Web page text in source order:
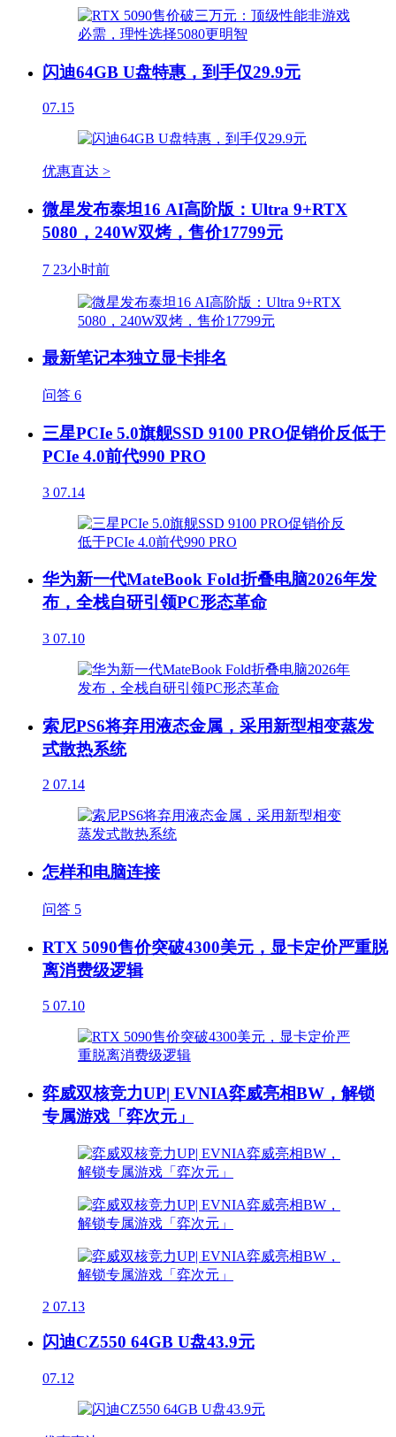
闪迪64GB U盘特惠，到手仅29.9元
07.15
优惠直达 >
微星发布泰坦16 AI高阶版：Ultra 9+RTX
5080，240W双烤，售价17799元
7 23小时前
最新笔记本独立显卡排名
问答 6
三星PCIe 5.0旗舰SSD 9100 PRO促销价反低于
PCIe 4.0前代990 PRO
3 07.14
华为新一代MateBook Fold折叠电脑2026年发
布，全栈自研引领PC形态革命
3 07.10
索尼PS6将弃用液态金属，采用新型相变蒸发
式散热系统
2 07.14
怎样和电脑连接
问答 5
RTX 5090售价突破4300美元，显卡定价严重脱
离消费级逻辑
5 07.10
弈威双核竞力UP| EVNIA弈威亮相BW，解锁
专属游戏「弈次元」
2 07.13
闪迪CZ550 64GB U盘43.9元
07.12